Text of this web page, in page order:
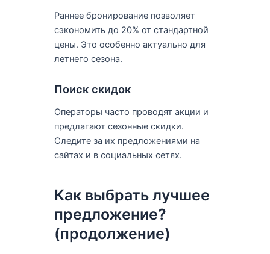
Раннее бронирование позволяет
сэкономить до 20% от стандартной
цены. Это особенно актуально для
летнего сезона.
Поиск скидок
Операторы часто проводят акции и
предлагают сезонные скидки.
Следите за их предложениями на
сайтах и в социальных сетях.
Как выбрать лучшее
предложение?
(продолжение)